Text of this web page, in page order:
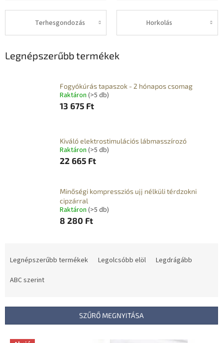
Terhesgondozás Horkolás
Legnépszerűbb termékek
Fogyókúrás tapaszok - 2 hónapos csomag
Raktáron (>5 db)
13 675 Ft
Kiváló elektrostimulációs lábmasszírozó
Raktáron (>5 db)
22 665 Ft
Minőségi kompressziós ujj nélküli térdzokni
cipzárral
Raktáron (>5 db)
8 280 Ft
m
k
Legnépszerűbb termékek Legolcsóbb elöl
Legdrágább
ABC szerint
SZŰRŐ MEGNYITÁSA
T